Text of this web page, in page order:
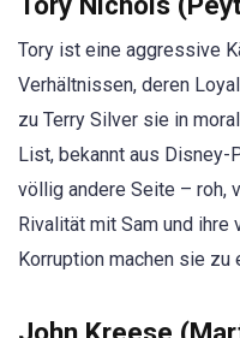
Tory ist eine aggressive
Verhältnissen, deren
zu Terry Silver sie in
List, bekannt aus Disney-
völlig andere Seite – roh,
Rivalität mit Sam und
Korruption machen sie